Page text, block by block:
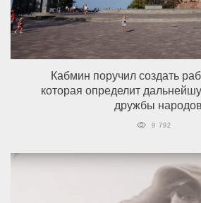
Кабмин поручил создать
которая определит
дружбы народов
9 792